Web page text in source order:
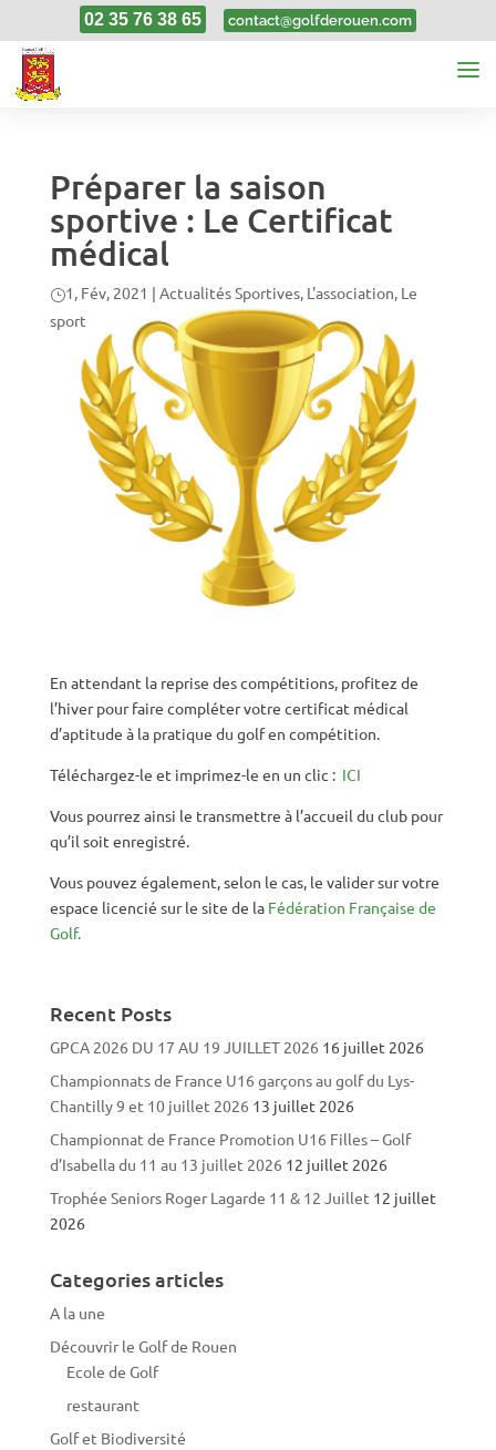
02 35 76 38 65 contact@golfderouen.com
Préparer la saison
sportive : Le Certificat
médical
1, Fév, 2021 | Actualités Sportives, L'association, Le
sport
En attendant la reprise des compétitions, profitez de
l’hiver pour faire compléter votre certificat médical
d’aptitude à la pratique du golf en compétition.
Téléchargez-le et imprimez-le en un clic : ICI
Vous pourrez ainsi le transmettre à l’accueil du club pour
qu’il soit enregistré.
Vous pouvez également, selon le cas, le valider sur votre
espace licencié sur le site de laFédération Française de
Golf.
Recent Posts
GPCA 2026 DU 17 AU 19 JUILLET 2026 16 juillet 2026
Championnats de France U16 garçons au golf du Lys-
Chantilly 9 et 10 juillet 2026 13 juillet 2026
Championnat de France Promotion U16 Filles – Golf
d’Isabella du 11 au 13 juillet 2026 12 juillet 2026
Trophée Seniors Roger Lagarde 11 & 12 Juillet 12 juillet
2026
Categories articles
A la une
Découvrir le Golf de Rouen
Ecole de Golf
restaurant
Golf et Biodiversité